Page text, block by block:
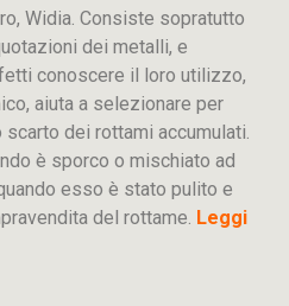
Widia. Consiste sopratutto
dei metalli, e
conoscere il loro utilizzo,
aiuta a selezionare per
dei rottami accumulati.
è sporco o mischiato ad
esso è stato pulito e
del rottame. Leggi